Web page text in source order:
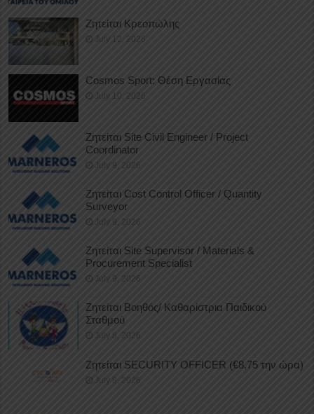
Ζητείται Κρεοπώλης
July 12, 2026
Cosmos Sport: Θέση Εργασίας
July 10, 2026
Ζητείται Site Civil Engineer / Project
Coordinator
July 9, 2026
Ζητείται Cost Control Officer / Quantity
Surveyor
July 9, 2026
Ζητείται Site Supervisor / Materials &
Procurement Specialist
July 9, 2026
Ζητείται Βοηθός/ Καθαρίστρια Παιδικού
Σταθμού
July 8, 2026
Ζητείται SECURITY OFFICER (€8,75 την ώρα)
July 8, 2026